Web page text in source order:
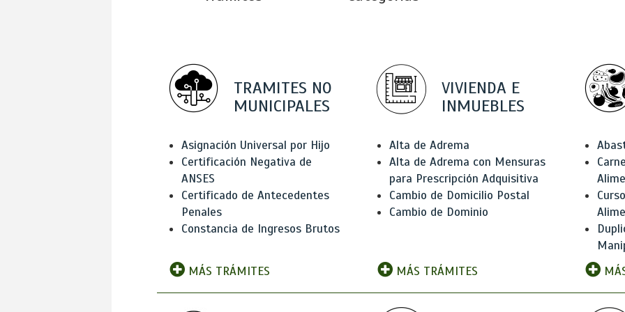
TRAMITES NO
MUNICIPALES
Asignación Universal por Hijo
Certificación Negativa de
ANSES
Certificado de Antecedentes
Penales
Constancia de Ingresos Brutos
MÁS TRÁMITES
VIVIENDA E
INMUEBLES
Alta de Adrema
Alta de Adrema con Mensuras
para Prescripción Adquisitiva
Cambio de Domicilio Postal
Cambio de Dominio
MÁS TRÁMITES